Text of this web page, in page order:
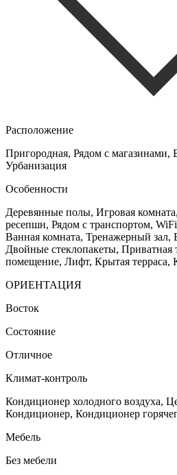
Расположение
Пригородная, Рядом с магазинами,
Урбанизация
Особенности
Деревянные полы, Игровая
ресепшн, Рядом с транспортом,
Ванная комната, Тренажерный
Двойные стеклопакеты, Приватная
помещение, Лифт, Крытая терраса,
ОРИЕНТАЦИЯ
Восток
Состояние
Отличное
Климат-контроль
Кондиционер холодного воздуха,
Кондиционер, Кондиционер
Мебель
Без мебели